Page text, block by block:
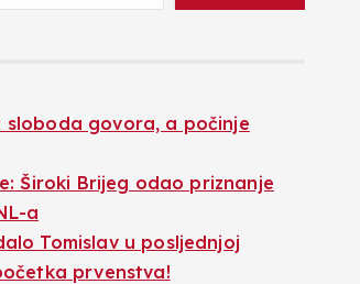
sloboda govora, a počinje
Široki Brijeg odao priznanje
a
Tomislav u posljednjoj
prvenstva!